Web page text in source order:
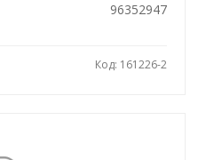
96352947
Код: 161226-2